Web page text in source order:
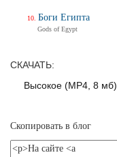
СКАЧАТЬ:
Высокое (MP4, 8 мб)
Скопировать в блог
Боги Египта
Gods of Egypt